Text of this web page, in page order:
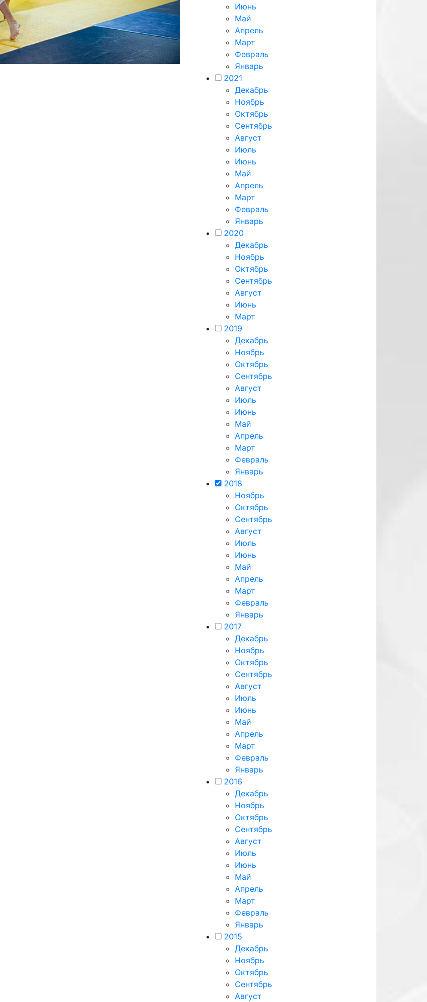
Июнь
Май
Апрель
Март
Февраль
Январь
2021
Декабрь
Ноябрь
Октябрь
Сентябрь
Август
Июль
Июнь
Май
Апрель
Март
Февраль
Январь
2020
Декабрь
Ноябрь
Октябрь
Сентябрь
Август
Июнь
Март
2019
Декабрь
Ноябрь
Октябрь
Сентябрь
Август
Июль
Июнь
Май
Апрель
Март
Февраль
Январь
2018
Ноябрь
Октябрь
Сентябрь
Август
Июль
Июнь
Май
Апрель
Март
Февраль
Январь
2017
Декабрь
Ноябрь
Октябрь
Сентябрь
Август
Июль
Июнь
Май
Апрель
Март
Февраль
Январь
2016
Декабрь
Ноябрь
Октябрь
Сентябрь
Август
Июль
Июнь
Май
Апрель
Март
Февраль
Январь
2015
Декабрь
Ноябрь
Октябрь
Сентябрь
Август